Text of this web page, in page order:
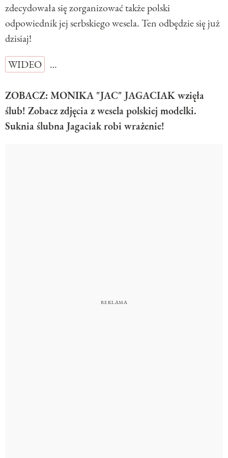
zdecydowała się zorganizować także polski
odpowiednik jej serbskiego wesela. Ten odbędzie się już
dzisiaj!
WIDEO
…
ZOBACZ: MONIKA "JAC" JAGACIAK wzięła
ślub! Zobacz zdjęcia z wesela polskiej modelki.
Suknia ślubna Jagaciak robi wrażenie!